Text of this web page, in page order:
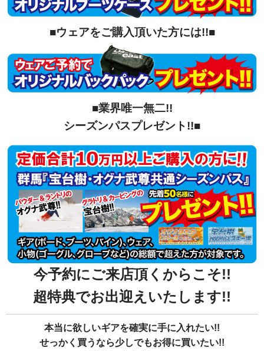
■ウェアをご購入頂いた方には!!■
■業界唯一無二!!
シーズンパスプレゼント!!■
今予約にご来店頂く からこそ!!
超特典でお出迎えいたします!!
本当に欲しいギアを確実に手に入れたい!!
せっかく買うなら少しでもお得に買いたい!!